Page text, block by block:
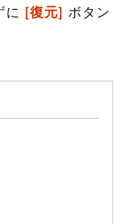
に [復元]
ボタン